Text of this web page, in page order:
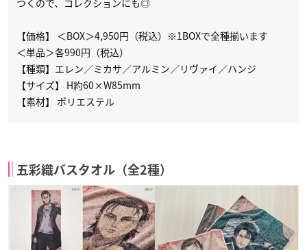
【価格】 ＜BOX＞4,950円（税込）※1BOXで全種揃います
＜単品＞各990円（税込）
【種類】エレン／ミカサ／アルミン／リヴァイ／ハンジ
【サイズ】 H約60×W85mm
【素材】 ポリエステル
五彩織バスタオル（全2種）